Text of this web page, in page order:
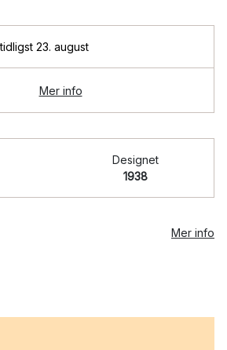
23. august
Mer info
Designet
1938
Mer info